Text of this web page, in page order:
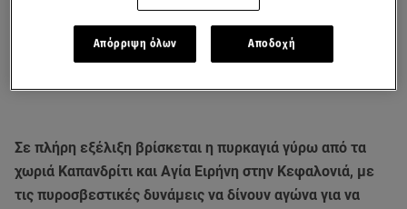
Σε πλήρη εξέλιξη βρίσκεται η πυρκαγιά γύρω από τα
χωριά Καπανδρίτι και Αγία Ειρήνη στην Κεφαλονιά, με
τις πυροσβεστικές δυνάμεις να δίνουν αγώνα για να
Απόρριψη όλων Αποδοχή